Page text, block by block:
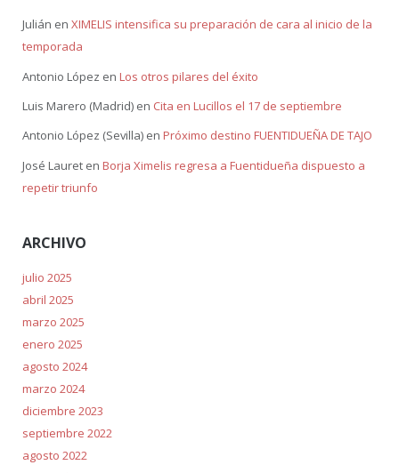
Julián en XIMELIS intensifica su preparación de cara al inicio de la
temporada
Antonio López en Los otros pilares del éxito
Luis Marero (Madrid)en Cita en Lucillos el 17 de septiembre
Antonio López (Sevilla)en Próximo destino FUENTIDUEÑA DE TAJO
José Laureten Borja Ximelis regresa a Fuentidueña dispuesto a
repetir triunfo
ARCHIVO
julio 2025
abril 2025
marzo 2025
enero 2025
agosto 2024
marzo 2024
diciembre 2023
septiembre 2022
agosto 2022